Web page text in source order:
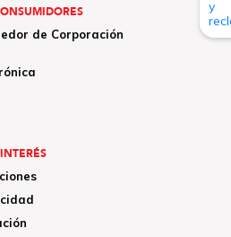
de Corporación